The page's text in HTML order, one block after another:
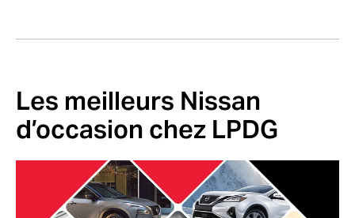
Les meilleurs Nissan
d’occasion chez LPDG